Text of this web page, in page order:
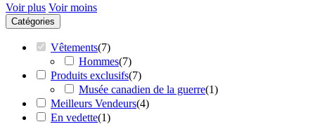
Voir plus Voir moins
Catégories
Vêtements(7)
Hommes(7)
Produits exclusifs(7)
Musée canadien de la guerre(1)
Meilleurs Vendeurs(4)
En vedette(1)